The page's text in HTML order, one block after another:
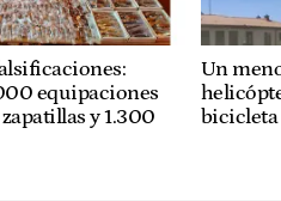
equipaciones
y 1.300
Un
bicicleta